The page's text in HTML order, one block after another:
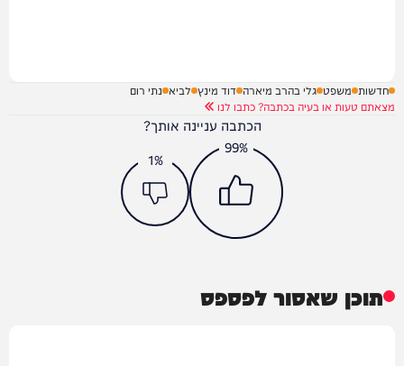
חדשות משפט גלי בהרב מיארה דוד מינץ לביא נתי רום
מצאתם טעות או בעיה בכתבה? כתבו לנו
הכתבה עניינה אותך?
99%
1%
תוכן שאסור לפספס